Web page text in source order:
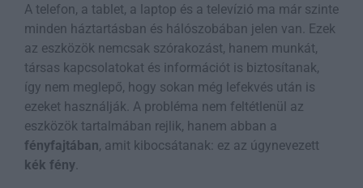
A telefon, a tablet, a laptop és a televízió ma már szinte
minden háztartásban és hálószobában jelen van. Ezek
az eszközök nemcsak szórakozást, hanem munkát,
társas kapcsolatokat és információt is biztosítanak,
így nem meglepő, hogy sokan még lefekvés után is
ezeket használják. A probléma nem feltétlenül az
eszközök tartalmában rejlik, hanem abban a
fényfajtában, amit kibocsátanak: ez az úgynevezett
kék fény